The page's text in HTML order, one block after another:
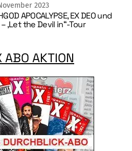
2023
APOCALYPSE, EX DEO und
– ‚Let the Devil in“-Tour
ABO AKTION